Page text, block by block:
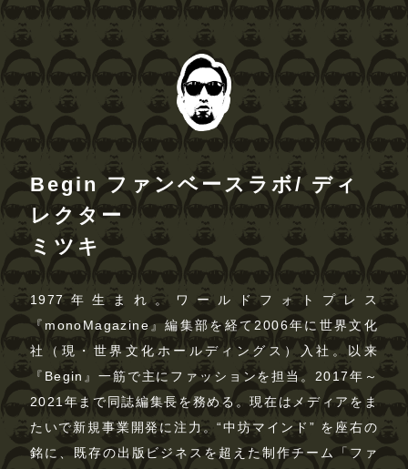
Begin ファンベースラボ/ ディ
レクター
ミツキ
1977年生まれ。ワールドフォトプレス
『monoMagazine』編集部を経て2006年に世界文化
社（現・世界文化ホールディングス）入社。以来
『Begin』一筋で主にファッションを担当。2017年～
2021年まで同誌編集長を務める。現在はメディアをま
たいで新規事業開発に注力。“中坊マインド” を座右の
銘に、既存の出版ビジネスを超えた制作チーム「ファ